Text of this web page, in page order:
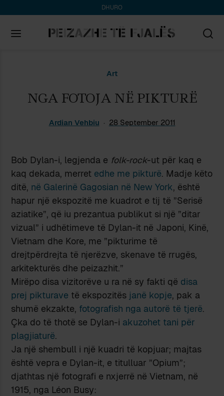
DHURO
Art
NGA FOTOJA NË PIKTURË
Ardian Vehbiu 28 September 2011
Bob Dylan-i, legjenda e folk-rock-ut për kaq e
kaq dekada, merret edhe me pikturë. Madje këto
ditë, në Galerinë Gagosian në New York, është
hapur një ekspozitë me kuadrot e tij të ”Serisë
aziatike”, që iu prezantua publikut si një ”ditar
vizual” i udhëtimeve të Dylan-it në Japoni, Kinë,
Vietnam dhe Kore, me ”pikturime të
drejtpërdrejta të njerëzve, skenave të rrugës,
arkitekturës dhe peizazhit.”
Mirëpo disa vizitorëve u ra në sy fakti që disa
prej pikturave të ekspozitës janë kopje, pak a
shumë ekzakte, fotografish nga autorë të tjerë.
Çka do të thotë se Dylan-i akuzohet tani për
plagjiaturë.
Ja një shembull i një kuadri të kopjuar; majtas
është vepra e Dylan-it, e titulluar ”Opium”;
djathtas një fotografi e nxjerrë në Vietnam, në
1915, nga Léon Busy: